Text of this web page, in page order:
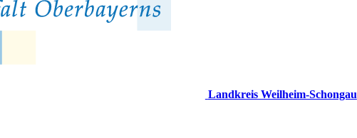
Landkreis Weilheim-Schongau